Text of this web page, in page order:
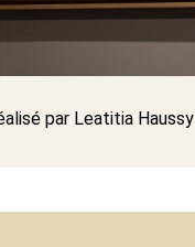
par Leatitia Haussy